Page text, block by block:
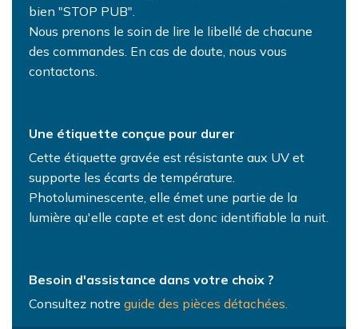
bien "STOP PUB".
Nous prenons le soin de lire le libellé de chacune
des commandes. En cas de doute, nous vous
contactons.
Une étiquette conçue pour durer
Cette étiquette gravée est résistante aux UV et
supporte les écarts de température.
Photoluminescente, elle émet une partie de la
lumière qu'elle capte et est donc identifiable la nuit.
Besoin d'assistance dans votre choix ?
Consultez notre guide des pièces détachées